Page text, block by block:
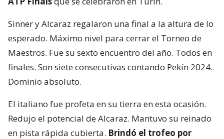
Sinner y Alcaraz regalaron una final a la altura de lo
esperado. Máximo nivel para cerrar el Torneo de
Maestros. Fue su sexto encuentro del año. Todos en
finales. Son siete consecutivas contando Pekín 2024.
Dominio absoluto.
El italiano fue profeta en su tierra en esta ocasión.
Redujo el potencial de Alcaraz. Mantuvo su reinado
en pista rápida cubierta. Brindó el trofeo por